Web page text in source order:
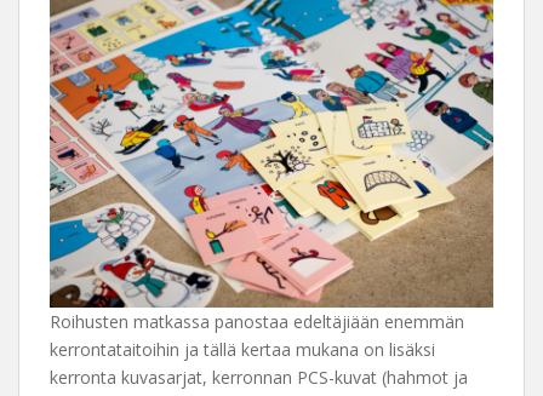
Roihusten matkassa panostaa edeltäjiään enemmän
kerrontataitoihin ja tällä kertaa mukana on lisäksi
kerronta kuvasarjat, kerronnan PCS-kuvat (hahmot ja